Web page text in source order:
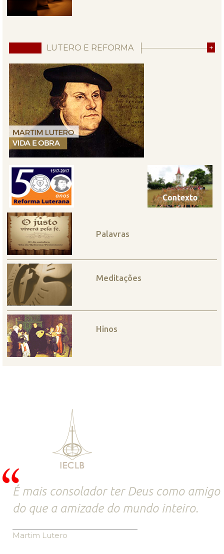
LUTERO E REFORMA +
Palavras
Meditações
Hinos
É mais consolador ter Deus como amigo
do que a amizade do mundo inteiro.
Martim Lutero